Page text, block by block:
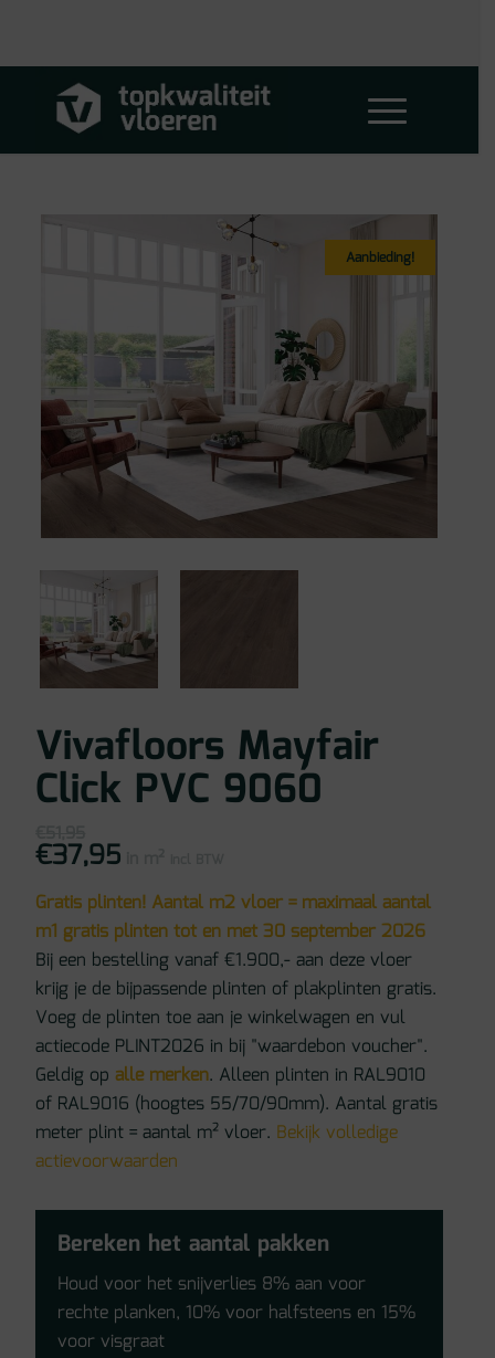
Aanbieding!
Vivafloors Mayfair
Click PVC 9060
Oorspronkelijke
prijs
was:
€37,95Huidige
prijs
Gratis plinten! Aantal m2 vloer = maximaal aantal
m1 gratis plinten tot en met 30 september 2026
Bij een bestelling vanaf €1.900,- aan deze vloer
krijg je de bijpassende plinten of plakplinten gratis.
Voeg de plinten toe aan je winkelwagen en vul
actiecode PLINT2026 in bij "waardebon voucher".
Geldig opalle merken. Alleen plinten in RAL9010
of RAL9016 (hoogtes 55/70/90mm). Aantal gratis
meter plint = aantal m² vloer. Bekijk volledige
actievoorwaarden
Bereken het aantal pakken
Houd voor het snijverlies 8% aan voor
rechte planken, 10% voor halfsteens en 15%
voor visgraat